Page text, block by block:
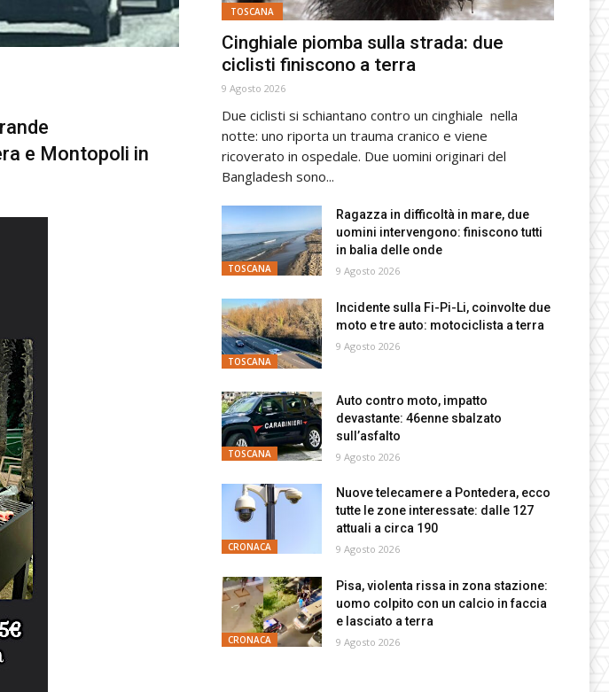
e Montopoli in
TOSCANA
Cinghiale piomba sulla strada: due
ciclisti finiscono a terra
9 Agosto 2026
Due ciclisti si schiantano contro un cinghiale nella
notte: uno riporta un trauma cranico e viene
ricoverato in ospedale. Due uomini originari del
Bangladesh sono...
TOSCANA
Ragazza in difficoltà in mare, due
uomini intervengono: finiscono tutti
in balia delle onde
9 Agosto 2026
TOSCANA
Incidente sulla Fi-Pi-Li, coinvolte due
moto e tre auto: motociclista a terra
9 Agosto 2026
TOSCANA
Auto contro moto, impatto
devastante: 46enne sbalzato
sull’asfalto
9 Agosto 2026
CRONACA
Nuove telecamere a Pontedera, ecco
tutte le zone interessate: dalle 127
attuali a circa 190
9 Agosto 2026
CRONACA
Pisa, violenta rissa in zona stazione:
uomo colpito con un calcio in faccia
e lasciato a terra
9 Agosto 2026